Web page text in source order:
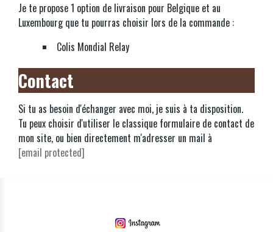
Je te propose 1 option de livraison pour Belgique et au
Luxembourg que tu pourras choisir lors de la commande :
Colis Mondial Relay
Contact
Si tu as besoin d'échanger avec moi, je suis à ta disposition.
Tu peux choisir d'utiliser le classique formulaire de contact de
mon site, ou bien directement m'adresser un mail à
[email protected]